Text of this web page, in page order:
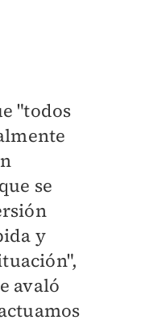
"todos
se
y
avaló